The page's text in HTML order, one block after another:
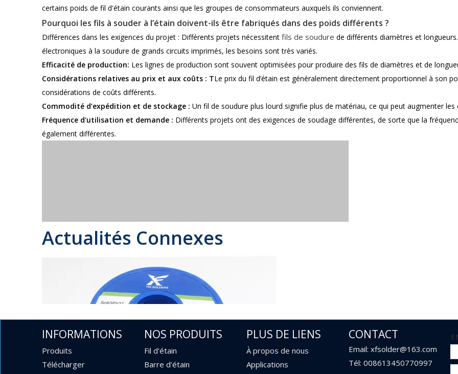
certains poids de fil d'étain courants ainsi que les groupes de consommateurs auxquels ils conviennent.
Pourquoi les fils à souder à l’étain doivent-ils être fabriqués dans des poids différents ?
Différences dans les exigences du projet : Différents projets nécessitent fils de soudure de différents diamètres et
électroniques à la soudure de grands circuits imprimés, les besoins sont très variés.
Efficacité de production: Les lignes de production sont souvent optimisées pour produire des fils de diamètres et de
Considérations relatives au prix et aux coûts : TLe prix du fil d’étain est généralement directement proportionnel à son
considérations de coûts différents.
Commodité d’expédition et de stockage : Un fil de soudure plus lourd signifie plus de matériau, ce qui peut augmenter
Fréquence d'utilisation et demande : Différents projets ont des exigences de soudage différentes, de sorte que la
également différentes.
Actualités Connexes
INFORMATIONS
Produits
Télécharger
NOS PRODUITS
Fil d'étain
Barre d'étain
PLUS DE LIENS
À propos de nous
Applications
CONTACT
Email: xfsolder@163.com
Tél: 008613450770997